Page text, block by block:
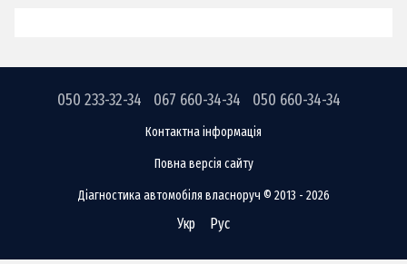
050 233-32-34 067 660-34-34 050 660-34-34
Контактна інформація
Повна версія сайту
Діагностика автомобіля власноруч © 2013 - 2026
Укр Рус